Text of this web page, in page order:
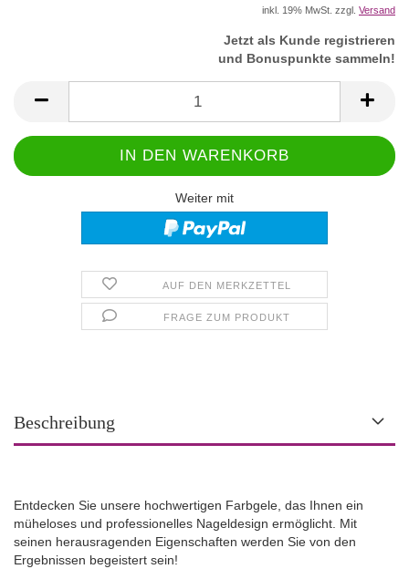
inkl. 19% MwSt. zzgl. Versand
Jetzt als Kunde registrieren
und Bonuspunkte sammeln!
Weiter mit
AUF DEN MERKZETTEL
FRAGE ZUM PRODUKT
Beschreibung
Entdecken Sie unsere hochwertigen Farbgele, das Ihnen ein
müheloses und professionelles Nageldesign ermöglicht. Mit
seinen herausragenden Eigenschaften werden Sie von den
Ergebnissen begeistert sein!